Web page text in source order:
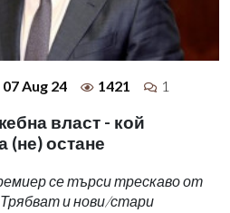
Aug 24 1421 1
власт - кой
(не) остане
се търси трескаво от
и нови/стари